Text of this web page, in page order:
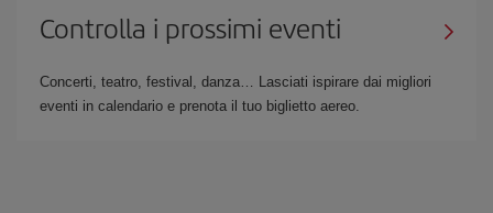
Controlla i prossimi eventi
Concerti, teatro, festival, danza… Lasciati ispirare dai migliori
eventi in calendario e prenota il tuo biglietto aereo.